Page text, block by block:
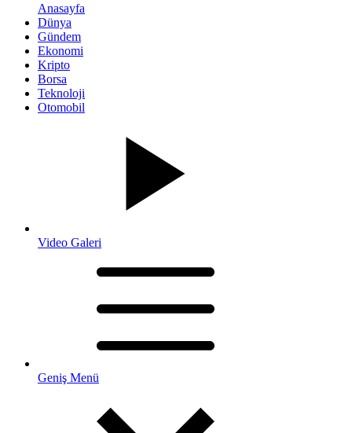
Anasayfa
Dünya
Gündem
Ekonomi
Kripto
Borsa
Teknoloji
Otomobil
Video Galeri
Geniş Menü